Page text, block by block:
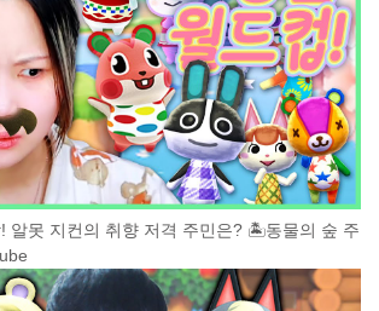
알못 지컨의 취향 저격 주민은? 🏝동물의 숲 주